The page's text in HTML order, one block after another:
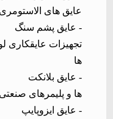
عایق های الاستومری
- عایق پشم سنگ
تجهیزات عایقکاری
ها
- عایق بلانکت
ها و پلیمرهای
- عایق ایزوپایپ